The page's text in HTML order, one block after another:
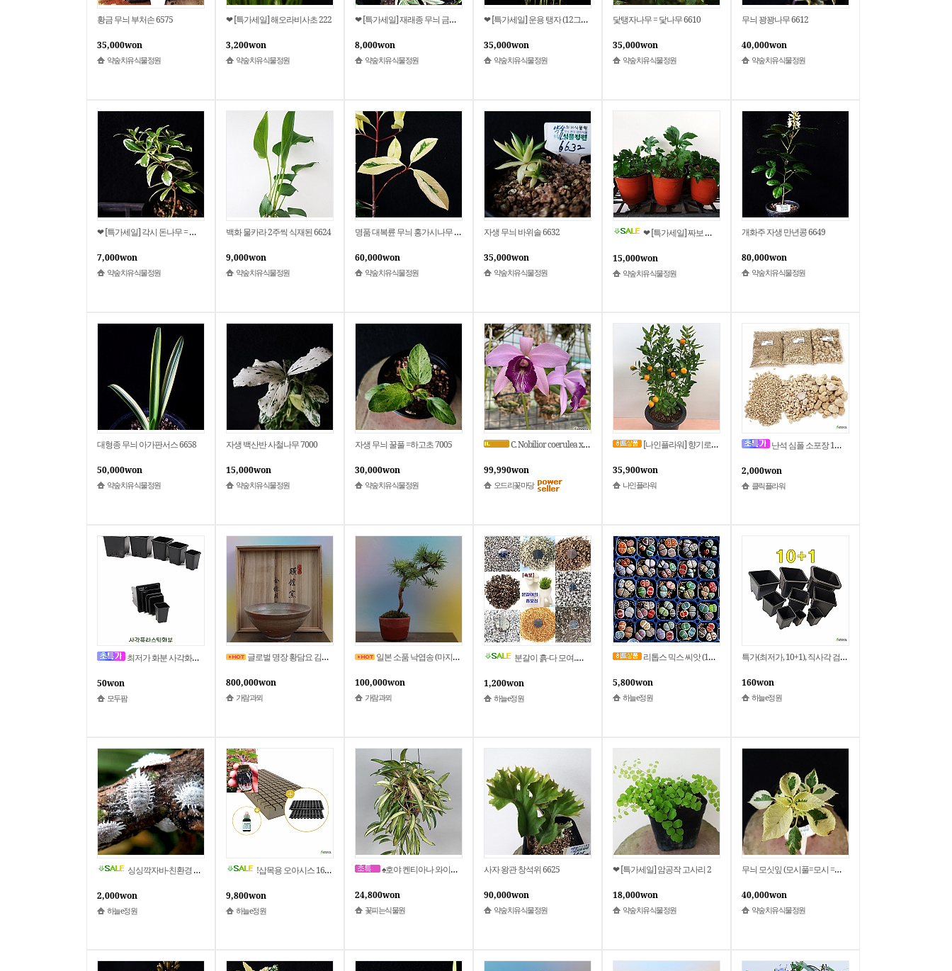
황금 무늬 부처손 6575
35,000won
약숲치유식물정원
❤ [특가세일] 해오라비사초 222
3,200won
약숲치유식물정원
❤ [특가세일] 재래종 무늬 금계국 2
8,000won
약숲치유식물정원
❤ [특가세일] 운용 탱자 (12그루) = 운용탱자 6573
35,000won
약숲치유식물정원
닻탱자나무 = 닻나무 6610
35,000won
약숲치유식물정원
무늬 꽝꽝나무 6612
40,000won
약숲치유식물정원
❤ [특가세일] 각시 돈나무 = 소엽 돈나무 = 애기 돈나무
7,000won
약숲치유식물정원
백화 물카라 2주씩 식재된 6624
9,000won
약숲치유식물정원
명품 대복륜 무늬 홍가시나무 6627
60,000won
약숲치유식물정원
자생 무늬 바위솔 6632
35,000won
약숲치유식물정원
❤ [특가세일] 짜보 돌단풍 22
15,000won
약숲치유식물정원
개화주 자생 만년콩 6649
80,000won
약숲치유식물정원
대형종 무늬 아가판서스 6658
50,000won
약숲치유식물정원
자생 백산반 사철나무 7000
15,000won
약숲치유식물정원
자생 무늬 꿀풀 =하고초 7005
30,000won
약숲치유식물정원
C. Nobilior coerulea x L.dayana coerulea 노빌리어 세룰 x 다이아나 세룰.진한핑크색꽃.달콤한향기.향기좋아요.고급종.인기.신상품입고
99,990won
오드리꽃마당
[나인플라워] 향기로운 황금열매 유주 나무 359 화원 농원
35,900won
나인플라워
난석 심폴 소포장 1리터 3리터 대용량 6리터 동양난 분갈이 가벼운돌 흙 가벼운마사 고급난석 다육이 영양제
2,000won
클릭플라워
최저가 화분 사각화분 사각플라스틱화분 플분 모종화분 다육화분 미니화분 씨앗화분 플라스틱화분 콩나물키우기 다육이 심폴 사각플분
50won
모두팜
글로벌 명장 황담요 김억주님 고려다완
800,000won
가람과뫼
일본 소품 낙엽송 (마지막)
100,000won
가람과뫼
분갈이 흙-다 모여..용토 마사토 적옥토 녹소토 금사 상토 퍼라이트 질석 훈탄 산야초 화산석!
1,200won
하늘e정원
리톱스 믹스 씨앗 (100립)- 프리미엄 280여종이 섞여 있어요^0^/ 하늘e정원!
5,800won
하늘e정원
특가(최저가, 10+1), 직사각 검정플분 다 모여..플라스틱화분 사각포트 파종분 / 하늘e정원(추천)!
160won
하늘e정원
싱싱깍자바-친환경 유기농 살충제 다모여^0^/ 깍지벌레/진딧물/응애/ 하늘e정원!
2,000won
하늘e정원
!삽목용 오아시스 162구 풀셋트 (오아시스162구+72구 트레이2장+발근력20ml) / 다육이 선인장 리톱스 야생화 삽목 분갈이
9,800won
하늘e정원
♠호야 켄티아나 와이티 (걸이용) 동일품배송
24,800won
꽃피는식물원
사자 왕관 창석위 6625
90,000won
약숲치유식물정원
❤ [특가세일] 암공작 고사리 2
18,000won
약숲치유식물정원
무늬 모싯잎 (모시풀=모시 =모시잎) 6631
40,000won
약숲치유식물정원